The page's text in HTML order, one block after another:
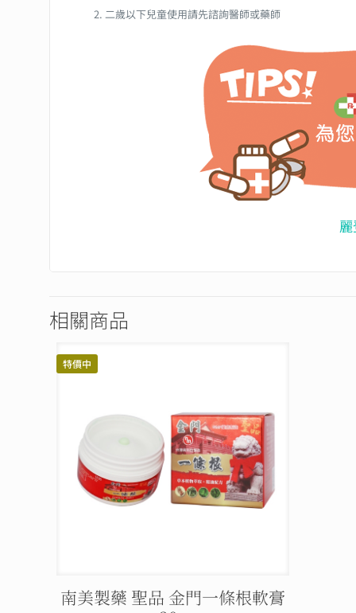
二歲以下兒童使用請先諮詢醫師或藥師
相關商品
特價中
南美製藥 聖品 金門一條根軟膏